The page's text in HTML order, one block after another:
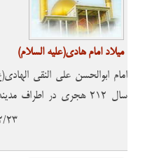
میلاد امام هادی(علیه السلام)
امام ابوالحسن على النقى
سال 212 هجرى در اطراف
پدرش امام جواد(ع) و مادرش23